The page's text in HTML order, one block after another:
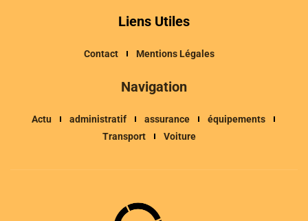
Liens Utiles
Contact Mentions Légales
Navigation
Actu administratif assurance
équipements
Transport
Voiture